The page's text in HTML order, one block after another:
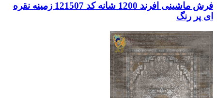
فرش ماشینی افرند 1200 شانه کد 121507 زمینه نقره
ای پر رنگ